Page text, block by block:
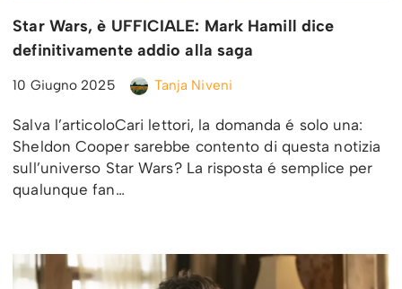
Star Wars, è UFFICIALE: Mark Hamill dice
definitivamente addio alla saga
10 Giugno 2025 Tanja Niveni
Salva l’articoloCari lettori, la domanda é solo una:
Sheldon Cooper sarebbe contento di questa notizia
sull’universo Star Wars? La risposta é semplice per
qualunque fan…